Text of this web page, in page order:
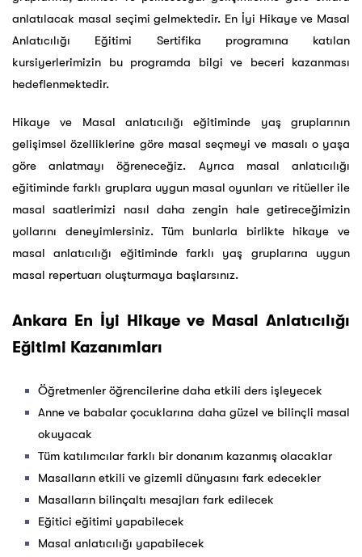
anlatılacak masal seçimi gelmektedir. En İyi Hikaye ve Masal
Anlatıcılığı Eğitimi Sertifika programına katılan
kursiyerlerimizin bu programda bilgi ve beceri kazanması
hedeflenmektedir.
Hikaye ve Masal anlatıcılığı eğitiminde yaş gruplarının
gelişimsel özelliklerine göre masal seçmeyi ve masalı o yaşa
göre anlatmayı öğreneceğiz. Ayrıca masal anlatıcılığı
eğitiminde farklı gruplara uygun masal oyunları ve ritüeller ile
masal saatlerimizi nasıl daha zengin hale getireceğimizin
yollarını deneyimlersiniz. Tüm bunlarla birlikte hikaye ve
masal anlatıcılığı eğitiminde farklı yaş gruplarına uygun
masal repertuarı oluşturmaya başlarsınız.
Ankara En İyi Hikaye ve Masal Anlatıcılığı
Eğitimi Kazanımları
Öğretmenler öğrencilerine daha etkili ders işleyecek
Anne ve babalar çocuklarına daha güzel ve bilinçli masal
okuyacak
Tüm katılımcılar farklı bir donanım kazanmış olacaklar
Masalların etkili ve gizemli dünyasını fark edecekler
Masalların bilinçaltı mesajları fark edilecek
Eğitici eğitimi yapabilecek
Masal anlatıcılığı yapabilecek